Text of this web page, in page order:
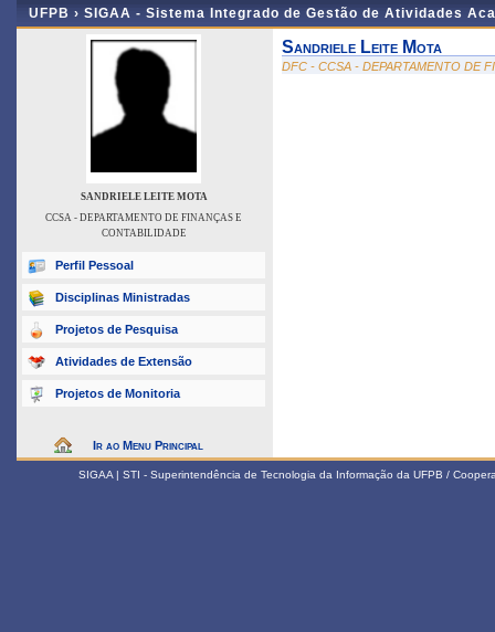
UFPB › SIGAA - Sistema Integrado de Gestão de Atividades
SANDRIELE LEITE MOTA
CCSA - DEPARTAMENTO DE FINANÇAS E
CONTABILIDADE
Perfil Pessoal
Disciplinas Ministradas
Projetos de Pesquisa
Atividades de Extensão
Projetos de Monitoria
Ir ao Menu Principal
Sandriele Leite Mota
DFC - CCSA - DEPARTAMENTO DE
SIGAA | STI - Superintendência de Tecnologia da Informação da UFPB /